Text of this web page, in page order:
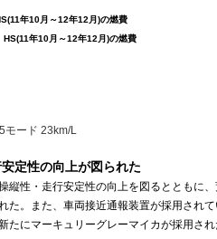
年10月～12年12月)の燃費
HS(11年10月～12年12月)の燃費
ード 23km/L
定性の向上が図られた
縦性・走行安定性の向上を図るとともに
た。また、車両接近通報装置が採用され
たにマーキュリーグレーマイカが採用され